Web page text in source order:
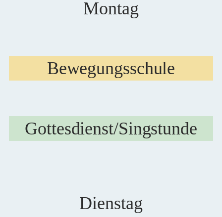
Montag
Bewegungsschule
Gottesdienst/Singstunde
Dienstag